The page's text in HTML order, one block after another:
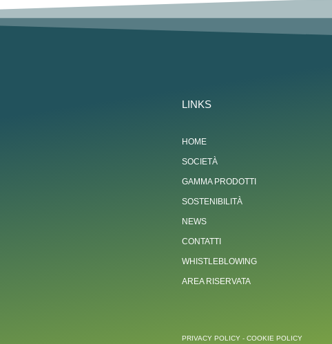
LINKS
HOME
SOCIETÀ
GAMMA PRODOTTI
SOSTENIBILITÀ
NEWS
CONTATTI
WHISTLEBLOWING
AREA RISERVATA
PRIVACY POLICY- COOKIE POLICY